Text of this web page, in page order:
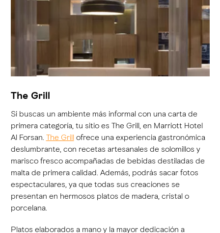
The Grill
Si buscas un ambiente más informal con una carta de
primera categoría, tu sitio es The Grill, en Marriott Hotel
Al Forsan. The Grillofrece una experiencia gastronómica
deslumbrante, con recetas artesanales de solomillos y
marisco fresco acompañadas de bebidas destiladas de
malta de primera calidad. Además, podrás sacar fotos
espectaculares, ya que todas sus creaciones se
presentan en hermosos platos de madera, cristal o
porcelana.
Platos elaborados a mano y la mayor dedicación a